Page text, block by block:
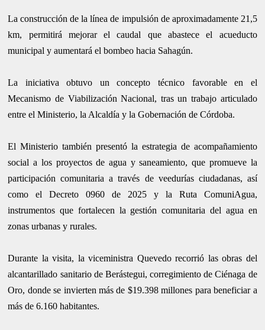
La construcción de la línea de impulsión de aproximadamente 21,5
km, permitirá mejorar el caudal que abastece el acueducto
municipal y aumentará el bombeo hacia Sahagún.
La iniciativa obtuvo un concepto técnico favorable en el
Mecanismo de Viabilización Nacional, tras un trabajo articulado
entre el Ministerio, la Alcaldía y la Gobernación de Córdoba.
El Ministerio también presentó la estrategia de acompañamiento
social a los proyectos de agua y saneamiento, que promueve la
participación comunitaria a través de veedurías ciudadanas, así
como el Decreto 0960 de 2025 y la Ruta ComuniAgua,
instrumentos que fortalecen la gestión comunitaria del agua en
zonas urbanas y rurales.
Durante la visita, la viceministra Quevedo recorrió las obras del
alcantarillado sanitario de Berástegui, corregimiento de Ciénaga de
Oro, donde se invierten más de $19.398 millones para beneficiar a
más de 6.160 habitantes.